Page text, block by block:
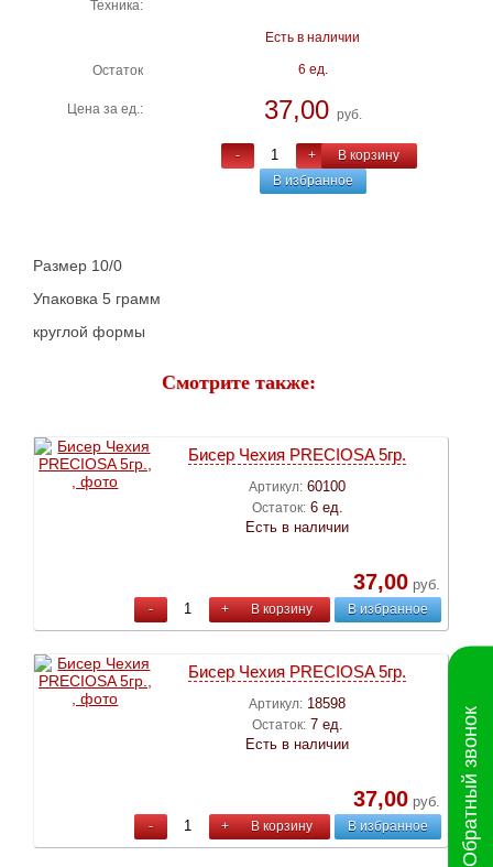
Техника:
Есть в наличии
Остаток 6 ед.
Цена за ед.: 37,00 руб.
- +
В корзину
В избранное
Размер 10/0
Упаковка 5 грамм
круглой формы
Смотрите также:
Бисер Чехия PRECIOSA 5гр.
Артикул: 60100
Остаток: 6 ед.
Есть в наличии
37,00руб.
- + В корзину В избранное
Бисер Чехия PRECIOSA 5гр.
Артикул: 18598
Остаток: 7 ед.
Есть в наличии
37,00руб.
- + В корзину В избранное Обратный звонок